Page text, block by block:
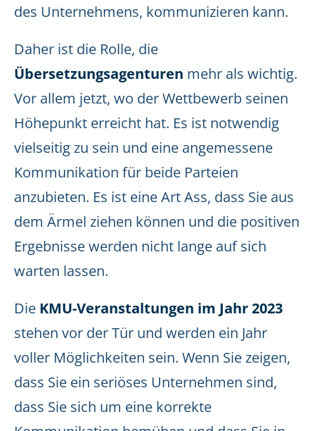
des Unternehmens, kommunizieren kann.
Daher ist die Rolle, die
Übersetzungsagenturen mehr als wichtig.
Vor allem jetzt, wo der Wettbewerb seinen
Höhepunkt erreicht hat. Es ist notwendig
vielseitig zu sein und eine angemessene
Kommunikation für beide Parteien
anzubieten. Es ist eine Art Ass, dass Sie aus
dem Ärmel ziehen können und die positiven
Ergebnisse werden nicht lange auf sich
warten lassen.
Die KMU-Veranstaltungen im Jahr 2023
stehen vor der Tür und werden ein Jahr
voller Möglichkeiten sein. Wenn Sie zeigen,
dass Sie ein seriöses Unternehmen sind,
dass Sie sich um eine korrekte